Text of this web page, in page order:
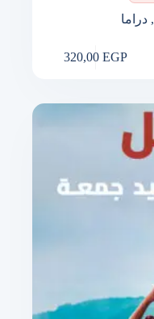
,دراما
320,00EGP